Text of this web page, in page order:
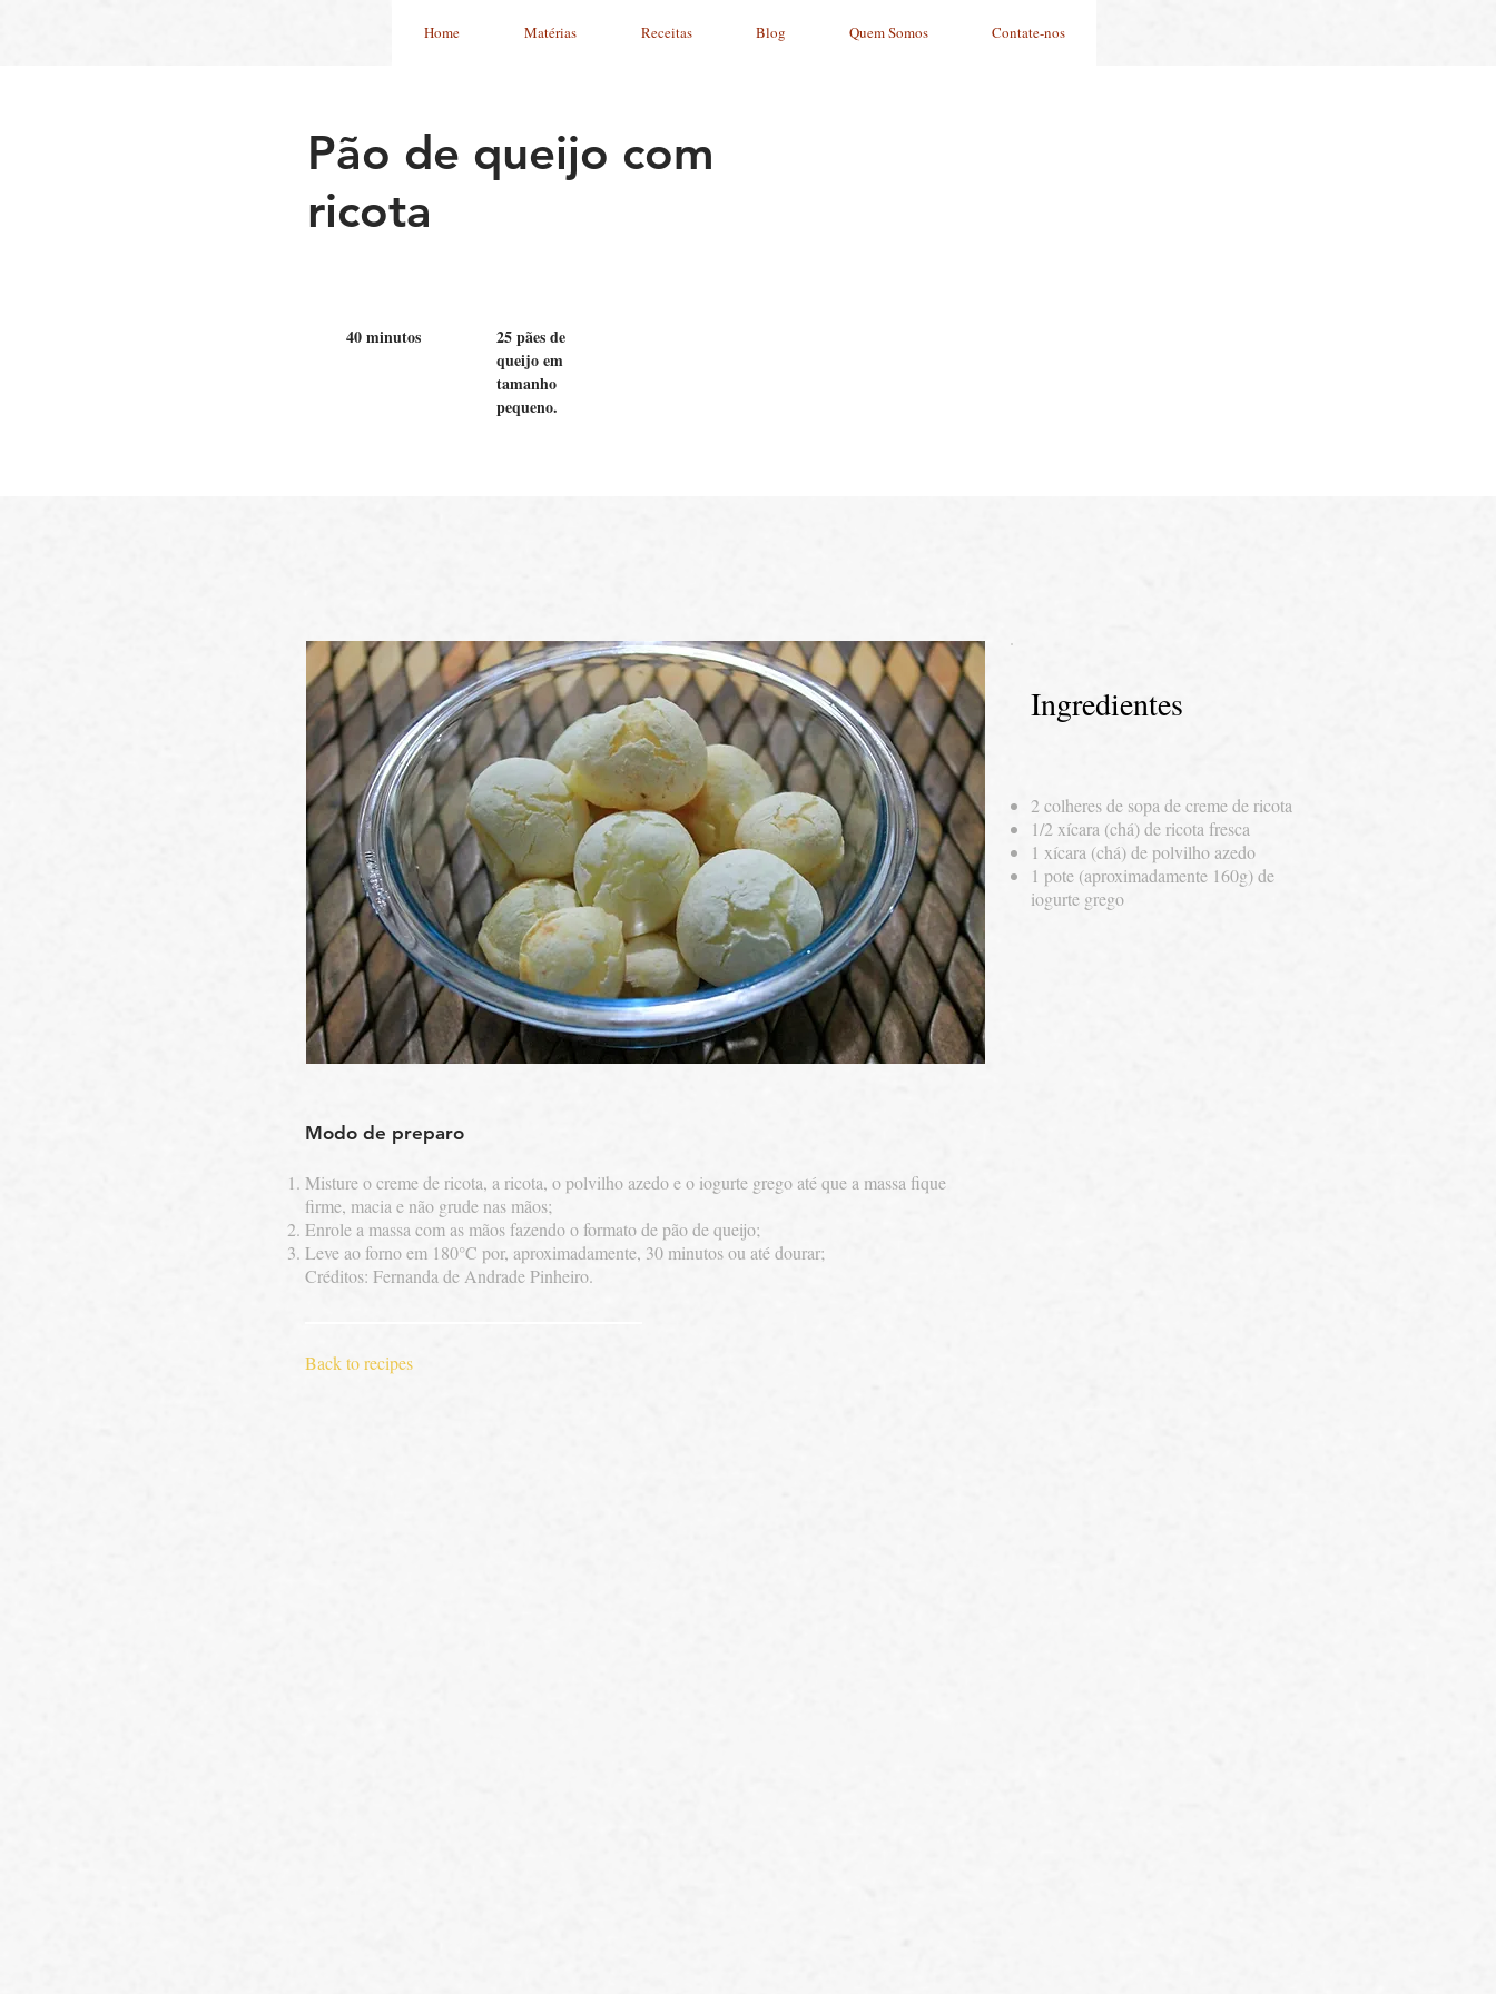
Home Matérias Receitas Blog Quem Somos Contate-nos
Pão de queijo com
ricota
40 minutos
25 pães de
queijo em
tamanho
pequeno.
Modo de preparo
Misture o creme de ricota, a ricota, o polvilho azedo e o iogurte grego até que a massa fique
firme, macia e não grude nas mãos;
Enrole a massa com as mãos fazendo o formato de pão de queijo;
Leve ao forno em 180°C por, aproximadamente, 30 minutos ou até dourar;
​Créditos: Fernanda de Andrade Pinheiro.
Back to recipes
Ingredientes
2 colheres de sopa de creme de ricota
1/2 xícara (chá) de ricota fresca
1 xícara (chá) de polvilho azedo
1 pote (aproximadamente 160g) de
iogurte grego